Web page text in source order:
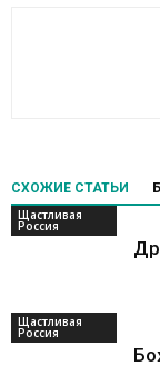
СХОЖИЕ СТАТЬИ
Щастливая
Россия
Щастливая
Россия